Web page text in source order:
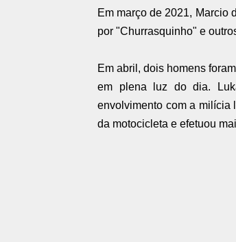
Em março de 2021, Marcio
por "Churrasquinho" e
Em abril, dois homens
em plena luz do dia.
envolvimento com a milícia
da motocicleta e efetuou